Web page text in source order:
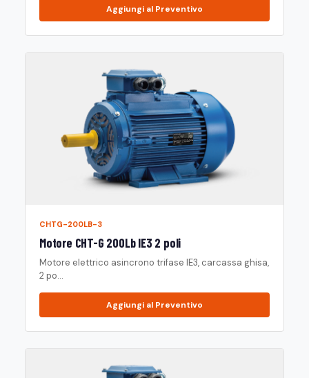
Aggiungi al Preventivo
CHTG-200LB-3
Motore CHT-G 200Lb IE3 2 poli
Motore elettrico asincrono trifase IE3, carcassa ghisa,
2 po...
Aggiungi al Preventivo